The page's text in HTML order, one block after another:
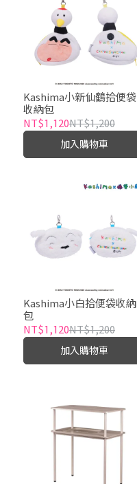
Kashima小新仙鶴拾便袋
收納包
NT$1,120NT$1,200
加入購物車
Kashima小白拾便袋收納
包
NT$1,120NT$1,200
加入購物車